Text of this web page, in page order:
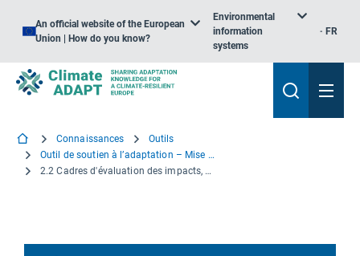
An official website of the European
Union | How do you know?
Environmental
information
systems
FR
Connaissances
Outils
Outil de soutien à l’adaptation – Mise en route
2.2 Cadres d'évaluation des impacts, des vulnérabilités et des risques climatiques